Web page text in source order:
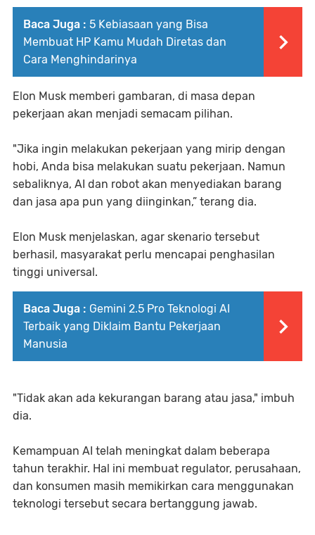
Baca Juga : 5 Kebiasaan yang Bisa
Membuat HP Kamu Mudah Diretas dan
Cara Menghindarinya
Elon Musk memberi gambaran, di masa depan
pekerjaan akan menjadi semacam pilihan.
"Jika ingin melakukan pekerjaan yang mirip dengan
hobi, Anda bisa melakukan suatu pekerjaan. Namun
sebaliknya, AI dan robot akan menyediakan barang
dan jasa apa pun yang diinginkan,” terang dia.
Elon Musk menjelaskan, agar skenario tersebut
berhasil, masyarakat perlu mencapai penghasilan
tinggi universal.
Baca Juga : Gemini 2.5 Pro Teknologi AI
Terbaik yang Diklaim Bantu Pekerjaan
Manusia
"Tidak akan ada kekurangan barang atau jasa," imbuh
dia.
Kemampuan AI telah meningkat dalam beberapa
tahun terakhir. Hal ini membuat regulator, perusahaan,
dan konsumen masih memikirkan cara menggunakan
teknologi tersebut secara bertanggung jawab.